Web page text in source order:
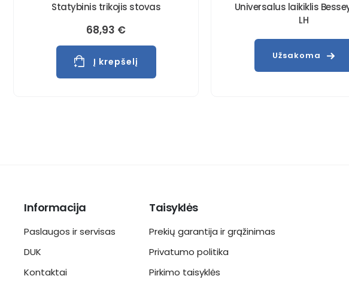
Statybinis trikojis stovas
68,93 €
Į krepšelį
Universalus laikiklis
LH
Užsakoma
Informacija
Paslaugos ir servisas
DUK
Kontaktai
Taisyklės
Prekių garantija ir grąžinimas
Privatumo politika
Pirkimo taisyklės